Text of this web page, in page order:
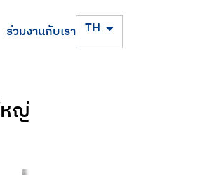
ร่วมงานกับเรา TH
EN
หญ่